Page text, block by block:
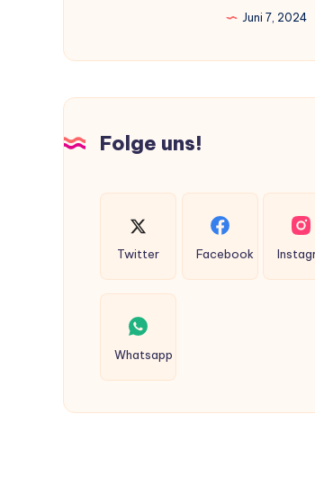
Hunden
ausgeschieden
Juni 7, 2024
Folge uns!
Twitter Facebook
Whatsapp